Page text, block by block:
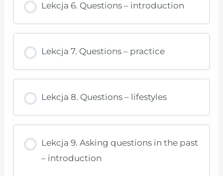
Lekcja 6. Questions – introduction
Lekcja 7. Questions – practice
Lekcja 8. Questions – lifestyles
Lekcja 9. Asking questions in the past
– introduction